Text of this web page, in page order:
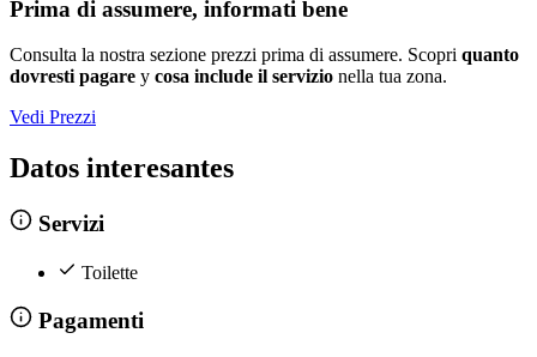
Prima di assumere, informati bene
Consulta la nostra sezione prezzi prima di assumere. Scopri quanto
dovresti pagare y cosa include il servizio nella tua zona.
Vedi Prezzi
Datos interesantes
Servizi
Toilette
Pagamenti